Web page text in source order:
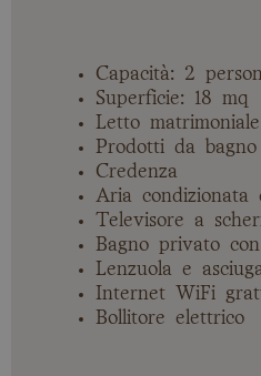
Capacità: 2
Superficie: 18 mq
Letto matrimoniale
Prodotti da bagno
Credenza
Aria condizionata
Televisore a
Bagno privato
Lenzuola e
Internet WiFi
Bollitore elettrico